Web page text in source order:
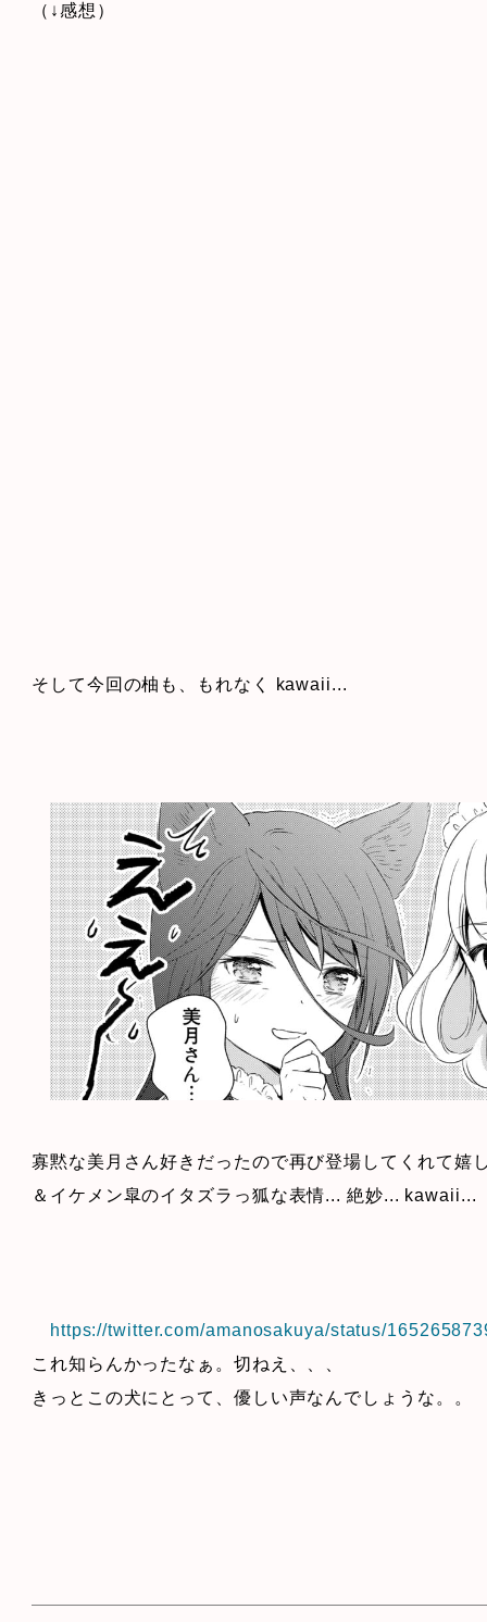
（↓感想）
そして今回の柚も、もれなく kawaii...
寡黙な美月さん好きだったので再び登場してくれて嬉
＆イケメン皐のイタズラっ狐な表情... 絶妙... kawaii...
https://twitter.com/amanosakuya/status/
これ知らんかったなぁ。切ねえ、、、
きっとこの犬にとって、優しい声なんでしょうな。。